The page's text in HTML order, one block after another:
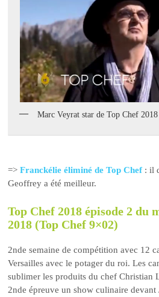
Marc Veyrat star de Top Chef
=>Franckélie éliminé de Top Chef : il
Geoffrey a été meilleur.
Top Chef 2018 épisode 2 du
2018 (Top Chef 9×02)
2nde semaine de compétition avec 12
Versailles avec le potager du roi. Les
sublimer les produits du chef Christian
2nde épreuve un show culinaire devant